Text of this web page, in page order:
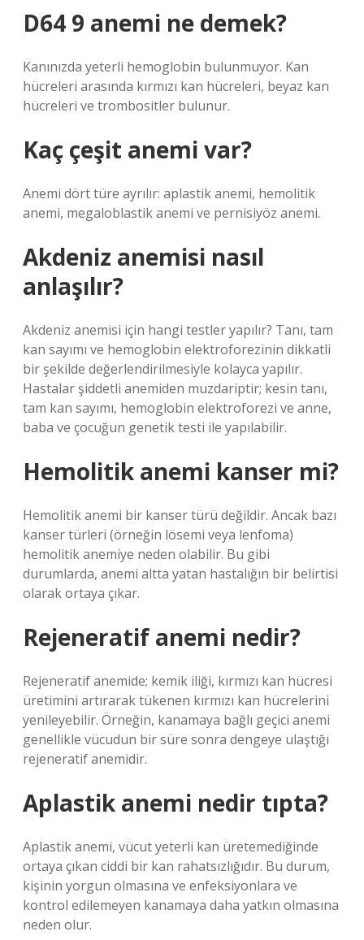
D64 9 anemi ne demek?
Kanınızda yeterli hemoglobin bulunmuyor. Kan
hücreleri arasında kırmızı kan hücreleri, beyaz kan
hücreleri ve trombositler bulunur.
Kaç çeşit anemi var?
Anemi dört türe ayrılır: aplastik anemi, hemolitik
anemi, megaloblastik anemi ve pernisiyöz anemi.
Akdeniz anemisi nasıl
anlaşılır?
Akdeniz anemisi için hangi testler yapılır? Tanı, tam
kan sayımı ve hemoglobin elektroforezinin dikkatli
bir şekilde değerlendirilmesiyle kolayca yapılır.
Hastalar şiddetli anemiden muzdariptir; kesin tanı,
tam kan sayımı, hemoglobin elektroforezi ve anne,
baba ve çocuğun genetik testi ile yapılabilir.
Hemolitik anemi kanser mi?
Hemolitik anemi bir kanser türü değildir. Ancak bazı
kanser türleri (örneğin lösemi veya lenfoma)
hemolitik anemiye neden olabilir. Bu gibi
durumlarda, anemi altta yatan hastalığın bir belirtisi
olarak ortaya çıkar.
Rejeneratif anemi nedir?
Rejeneratif anemide; kemik iliği, kırmızı kan hücresi
üretimini artırarak tükenen kırmızı kan hücrelerini
yenileyebilir. Örneğin, kanamaya bağlı geçici anemi
genellikle vücudun bir süre sonra dengeye ulaştığı
rejeneratif anemidir.
Aplastik anemi nedir tıpta?
Aplastik anemi, vücut yeterli kan üretemediğinde
ortaya çıkan ciddi bir kan rahatsızlığıdır. Bu durum,
kişinin yorgun olmasına ve enfeksiyonlara ve
kontrol edilemeyen kanamaya daha yatkın olmasına
neden olur.